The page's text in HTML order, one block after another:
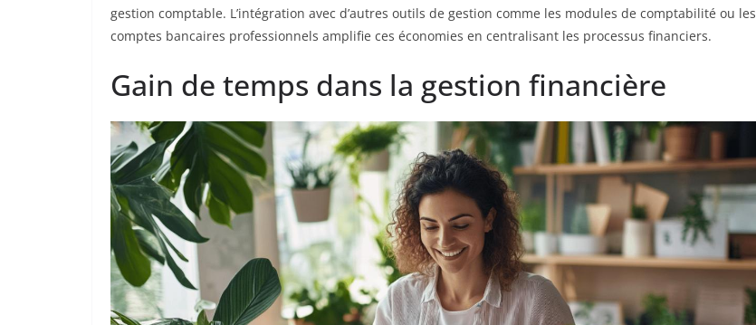
gestion comptable. L’intégration avec d’autres outils de gestion comme les modules de comptabilité ou les
comptes bancaires professionnels amplifie ces économies en centralisant les processus financiers.
Gain de temps dans la gestion financière